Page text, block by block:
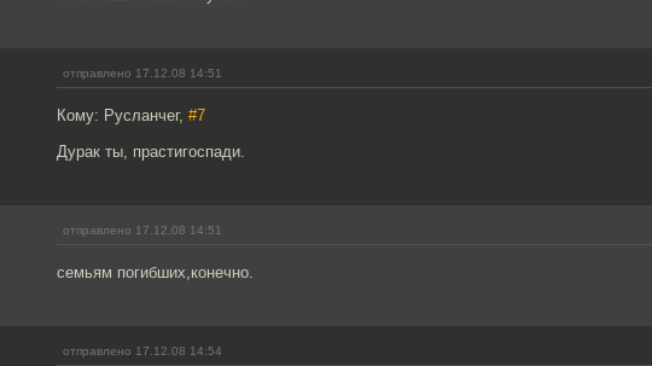
отправлено 17.12.08 14:51
Кому: Русланчег, #7
Дурак ты, прастигоспади.
отправлено 17.12.08 14:51
семьям погибших,конечно.
отправлено 17.12.08 14:54